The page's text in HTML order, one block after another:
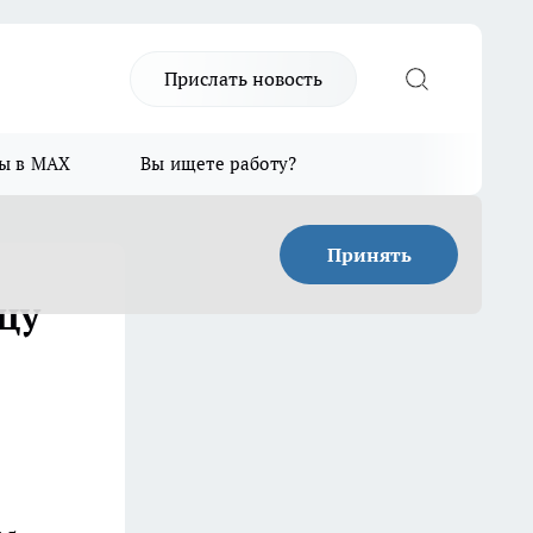
Прислать новость
в MAX Вы ищете работу?
Принять